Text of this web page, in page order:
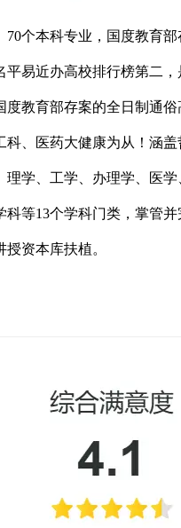
70个本科专业，国度教育
平易近办高校排行榜第二，
度教育部存案的全日制通俗
、医药大健康为从！涵盖
理学、工学、办理学、医
科等13个学科门类，掌管并
资本库扶植。